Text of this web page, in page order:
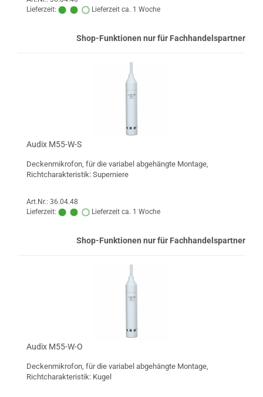
Lieferzeit:
Lieferzeit ca. 1 Woche
Shop-Funktionen nur für Fachhandelspartner
Audix M55-W-S
Deckenmikrofon, für die variabel abgehängte Montage,
Richtcharakteristik: Superniere
Art.Nr.: 36.04.48
Lieferzeit:
Lieferzeit ca. 1 Woche
Shop-Funktionen nur für Fachhandelspartner
Audix M55-W-O
Deckenmikrofon, für die variabel abgehängte Montage,
Richtcharakteristik: Kugel